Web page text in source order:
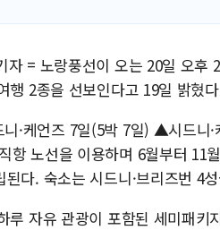
자 = 노랑풍선이 오는 20일 오후
행 2종을 선보인다고 19일 밝혔
·케언즈 7일(5박 7일) ▲시드니
항 노선을 이용하며 6월부터 11
다. 숙소는 시드니·브리즈번 4
루 자유 관광이 포함된 세미패